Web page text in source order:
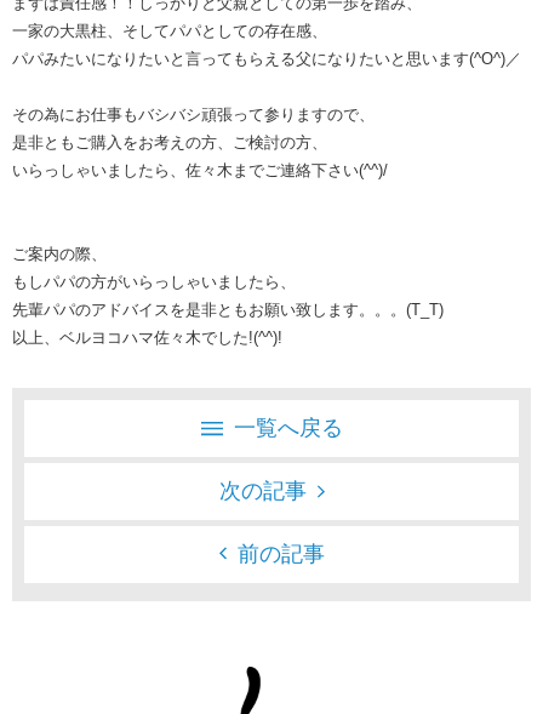
一家の大黒柱、そしてパパとしての存在感、
パパみたいになりたいと言ってもらえる父になりたいと思います(^O^)／
その為にお仕事もバシバシ頑張って参りますので、
是非ともご購入をお考えの方、ご検討の方、
いらっしゃいましたら、佐々木までご連絡下さい(^^)/
ご案内の際、
もしパパの方がいらっしゃいましたら、
先輩パパのアドバイスを是非ともお願い致します。。。(T_T)
以上、ベルヨコハマ佐々木でした!(^^)!
一覧へ戻る
次の記事
前の記事